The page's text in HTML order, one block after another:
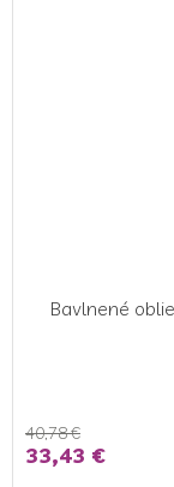
Bavlnené
40,78 €
33,43 €